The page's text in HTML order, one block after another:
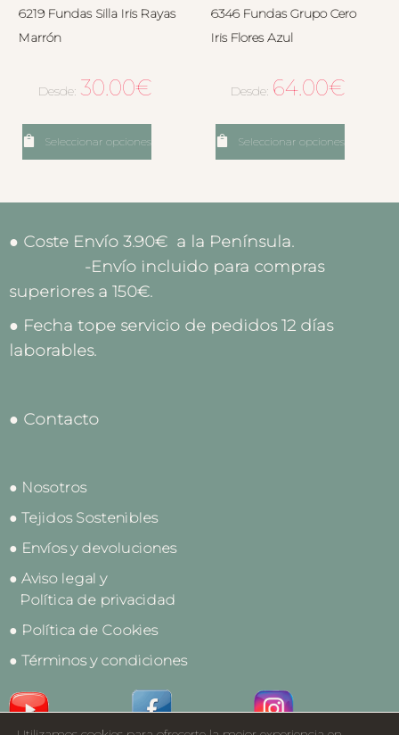
6219 Fundas Silla Iris Rayas
Marrón
Desde: 30.00€
Seleccionar opciones
6346 Fundas Grupo Cero
Iris Flores Azul
Desde: 64.00€
Seleccionar opciones
● Coste Envío 3.90€ a la Península.
-Envío incluido para compras
superiores a 150€.
● Fecha tope servicio de pedidos 12 días
laborables.
● Contacto
● Nosotros
● Tejidos Sostenibles
● Envíos y devoluciones
● Aviso legal y
Política de privacidad
● Política de Cookies
● Términos y condiciones